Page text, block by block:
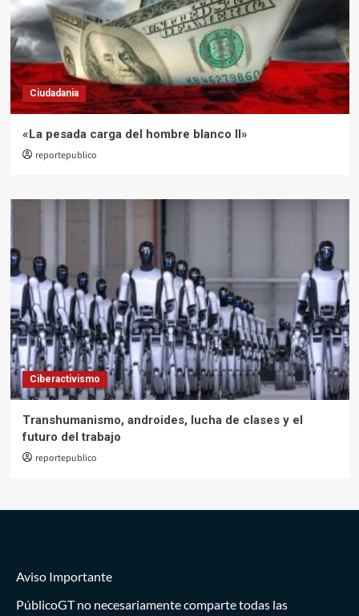
Ciudadania
«La pesada carga del hombre blanco II»
reportepublico
Ciberactivismo
Transhumanismo, androides, lucha de clases y el
futuro del trabajo
reportepublico
Aviso Importante
PúblicoGT no necesariamente comparte todas las